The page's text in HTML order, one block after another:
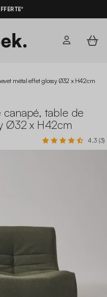
LECODE SUMMER10
métal effet glossy Ø32 x H42cm
table de
Ø32 x H42cm
4.3 (3)